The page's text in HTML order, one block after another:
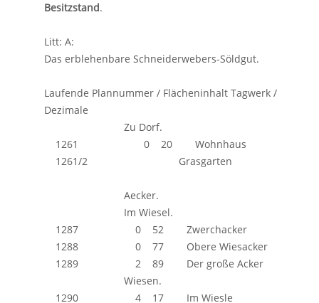
Besitzstand.
Litt: A:
Das erblehenbare Schneiderwebers-Söldgut.
Laufende Plannummer / Flächeninhalt Tagwerk /
Dezimale
Zu Dorf.
1261 0 20 Wohnhaus
1261/2 Grasgarten
Aecker.
Im Wiesel.
1287 0 52 Zwerchacker
1288 0 77 Obere Wiesacker
1289 2 89 Der große Acker
Wiesen.
1290 4 17 Im Wiesle